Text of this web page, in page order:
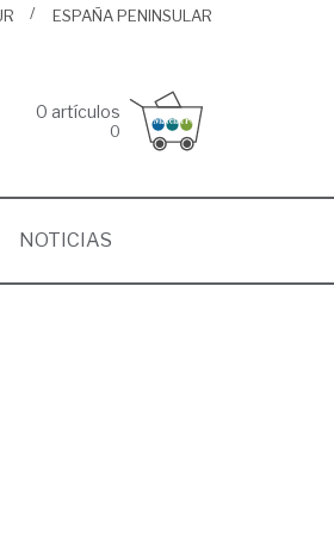
ESPAÑA PENINSULAR
0 artículos
0
NOTICIAS